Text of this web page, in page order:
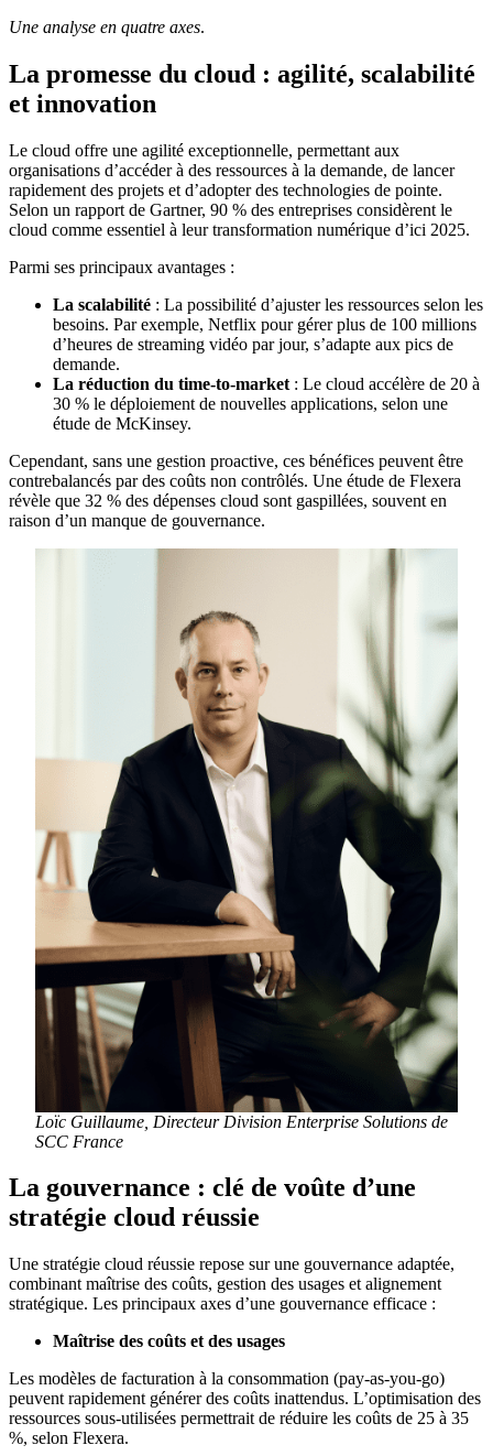
Une analyse en quatre axes.
La promesse du cloud : agilité, scalabilité
et innovation
Le cloud offre une agilité exceptionnelle, permettant aux
organisations d’accéder à des ressources à la demande, de lancer
rapidement des projets et d’adopter des technologies de pointe.
Selon un rapport de Gartner, 90 % des entreprises considèrent le
cloud comme essentiel à leur transformation numérique d’ici 2025.
Parmi ses principaux avantages :
La scalabilité : La possibilité d’ajuster les ressources selon les
besoins. Par exemple, Netflix pour gérer plus de 100 millions
d’heures de streaming vidéo par jour, s’adapte aux pics de
demande.
La réduction du time-to-market : Le cloud accélère de 20 à
30 % le déploiement de nouvelles applications, selon une
étude de McKinsey.
Cependant, sans une gestion proactive, ces bénéfices peuvent être
contrebalancés par des coûts non contrôlés. Une étude de Flexera
révèle que 32 % des dépenses cloud sont gaspillées, souvent en
raison d’un manque de gouvernance.
Loïc Guillaume, Directeur Division Enterprise Solutions de
SCC France
La gouvernance : clé de voûte d’une
stratégie cloud réussie
Une stratégie cloud réussie repose sur une gouvernance adaptée,
combinant maîtrise des coûts, gestion des usages et alignement
stratégique. Les principaux axes d’une gouvernance efficace :
Maîtrise des coûts et des usages
Les modèles de facturation à la consommation (pay-as-you-go)
peuvent rapidement générer des coûts inattendus. L’optimisation des
ressources sous-utilisées permettrait de réduire les coûts de 25 à 35
%, selon Flexera.